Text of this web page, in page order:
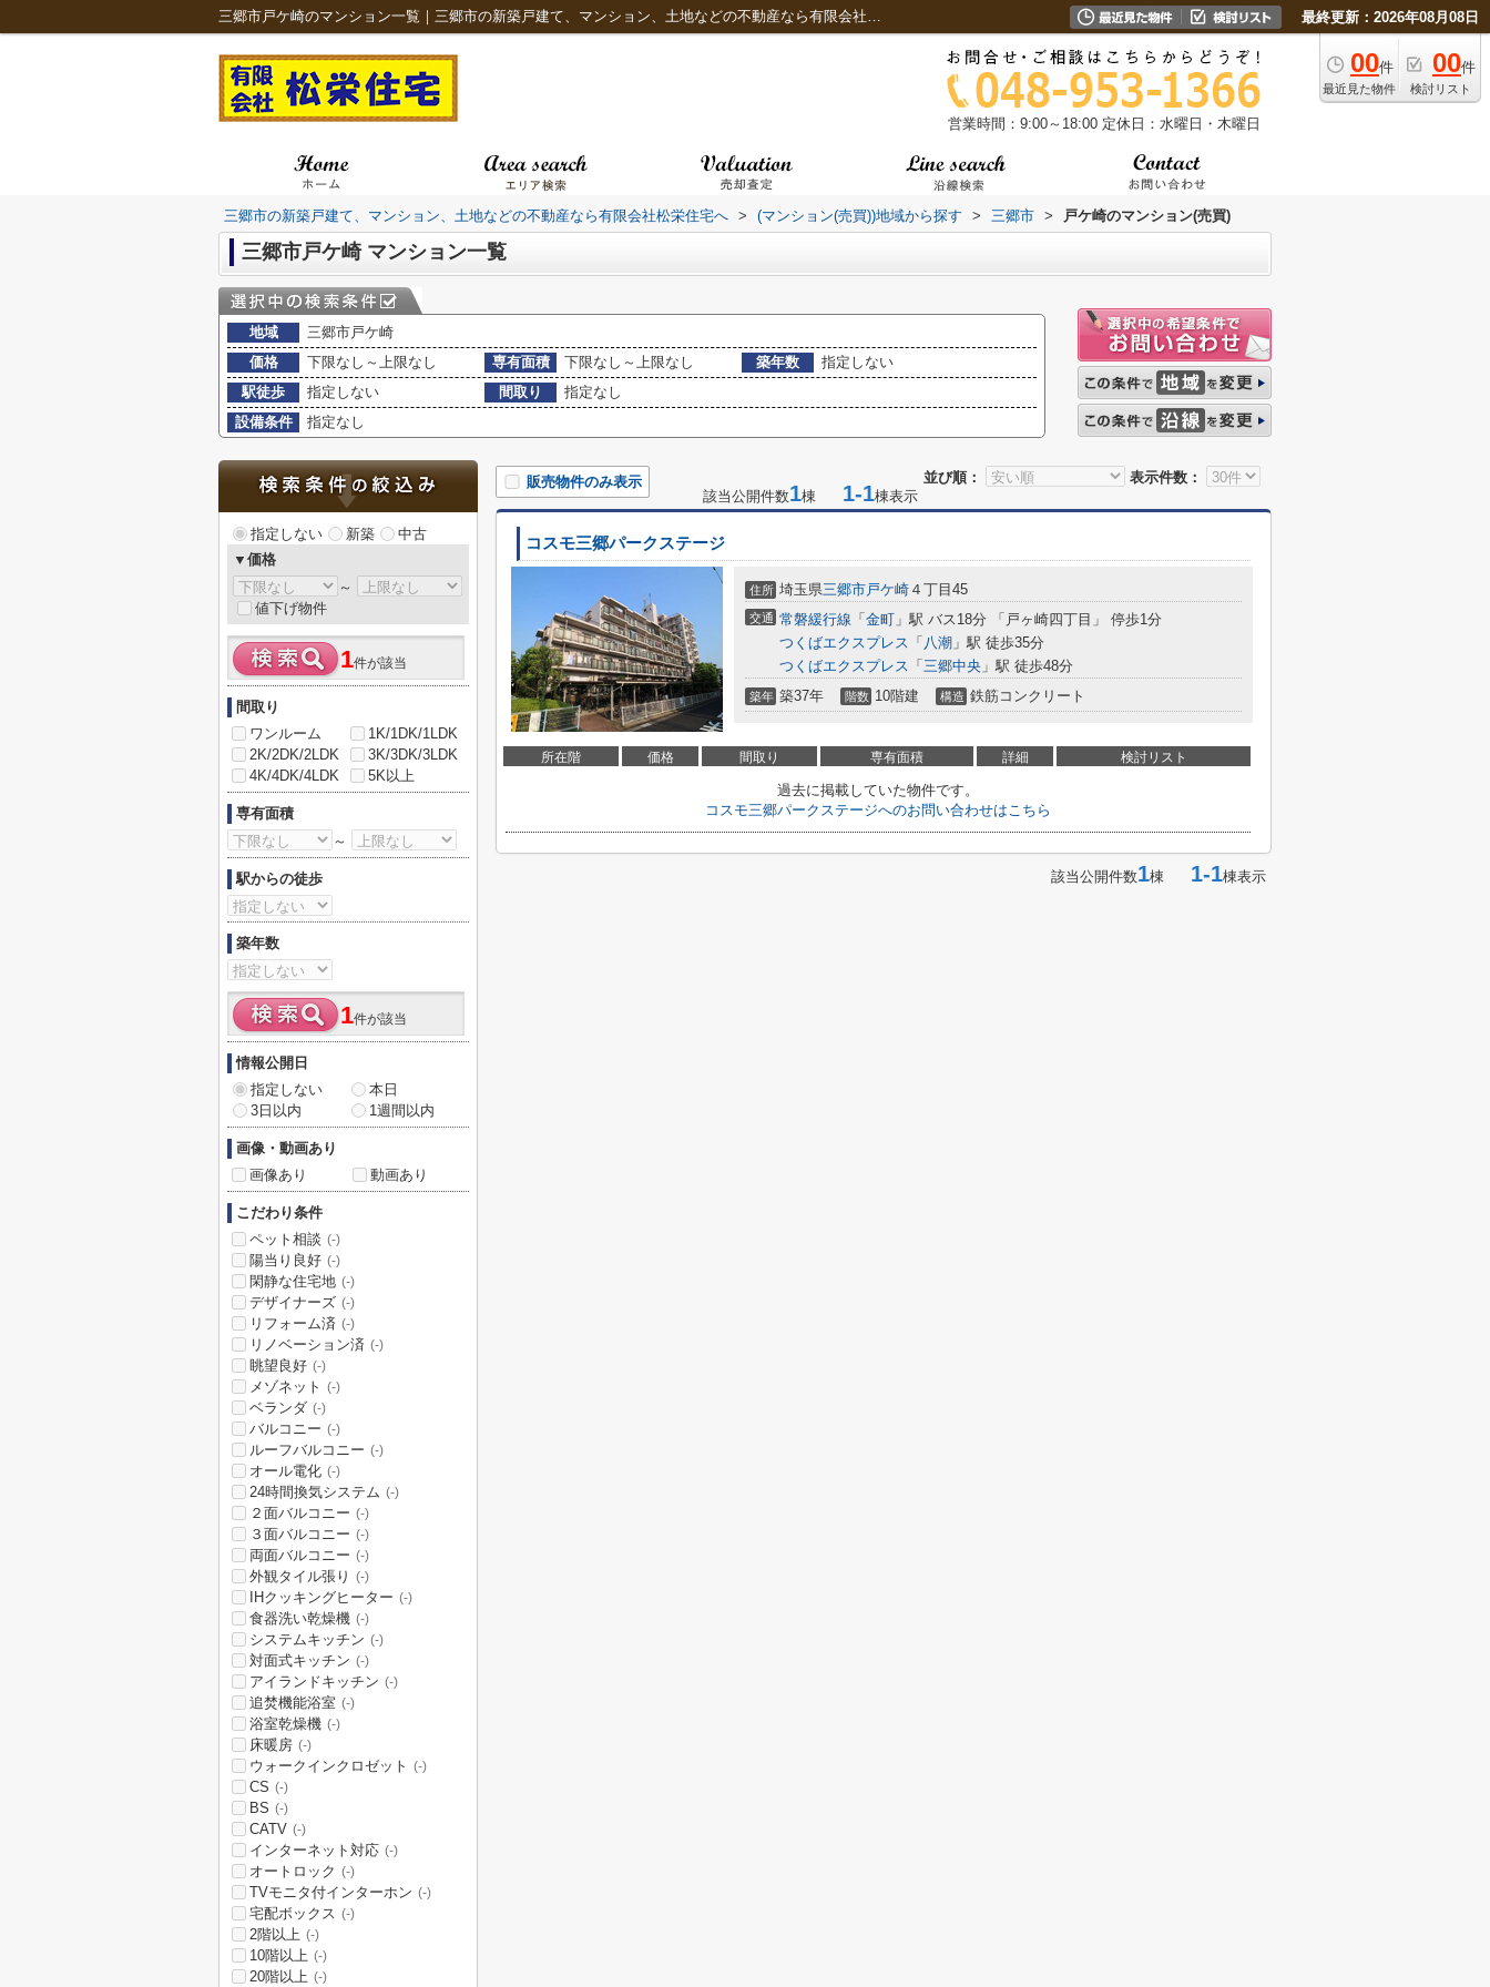
三郷市戸ケ崎のマンション一覧｜三郷市の新築戸建て、マンション、土地などの不動産なら有限会社松栄住宅へ 最終更新：2026年08月08日
00件
最近見た物件
00件
検討リスト
営業時間：9:00～18:00 定休日：水曜日・木曜日
三郷市の新築戸建て、マンション、土地などの不動産なら有限会社松栄住宅へ > (マンション(売買))地域から探す > 三郷市 > 戸ケ崎のマンション(売買)
三郷市戸ケ崎 マンション一覧
地域
三郷市戸ケ崎
価格
下限なし～上限なし 専有面積 下限なし～上限なし 築年数
指定しない
駅徒歩
指定しない 間取り
指定なし
設備条件
指定なし
並び順： 表示件数：
販売物件のみ表示
該当公開件数1棟 1-1棟表示
コスモ三郷パークステージ
住所 埼玉県三郷市戸ケ崎 ４丁目45
交通 常磐緩行線 「 金町 」駅 バス18分 「戸ヶ崎四丁目」 停歩1分
つくばエクスプレス 「 八潮 」駅 徒歩35分
つくばエクスプレス 「 三郷中央 」駅 徒歩48分
築年 築37年 階数 10階建 構造 鉄筋コンクリート
所在階 価格 間取り 専有面積 詳細 検討リスト
過去に掲載していた物件です。
コスモ三郷パークステージへのお問い合わせはこちら
該当公開件数1棟 1-1棟表示
指定しない 新築
中古
▼価格
～
値下げ物件
1件が該当
間取り
ワンルーム
1K/1DK/1LDK
2K/2DK/2LDK
3K/3DK/3LDK
4K/4DK/4LDK
5K以上
専有面積
～
駅からの徒歩
築年数
1件が該当
情報公開日
指定しない
本日
3日以内
1週間以内
画像・動画あり
画像あり
動画あり
こだわり条件
ペット相談 (-)
陽当り良好 (-)
閑静な住宅地 (-)
デザイナーズ (-)
リフォーム済 (-)
リノベーション済 (-)
眺望良好 (-)
メゾネット (-)
ベランダ (-)
バルコニー (-)
ルーフバルコニー (-)
オール電化 (-)
24時間換気システム (-)
２面バルコニー (-)
３面バルコニー (-)
両面バルコニー (-)
外観タイル張り (-)
IHクッキングヒーター (-)
食器洗い乾燥機 (-)
システムキッチン (-)
対面式キッチン (-)
アイランドキッチン (-)
追焚機能浴室 (-)
浴室乾燥機 (-)
床暖房 (-)
ウォークインクロゼット (-)
CS (-)
BS (-)
CATV (-)
インターネット対応 (-)
オートロック (-)
TVモニタ付インターホン (-)
宅配ボックス (-)
2階以上 (-)
10階以上 (-)
20階以上 (-)